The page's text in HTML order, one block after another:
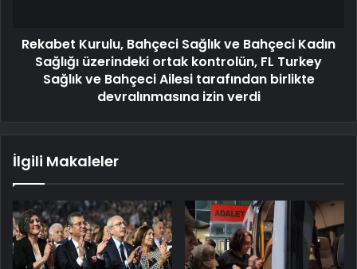
Rekabet Kurulu, Bahçeci Sağlık ve Bahçeci Kadın
Sağlığı üzerindeki ortak kontrolün, FL Turkey
Sağlık ve Bahçeci Ailesi tarafından birlikte
devralınmasına izin verdi
İlgili Makaleler